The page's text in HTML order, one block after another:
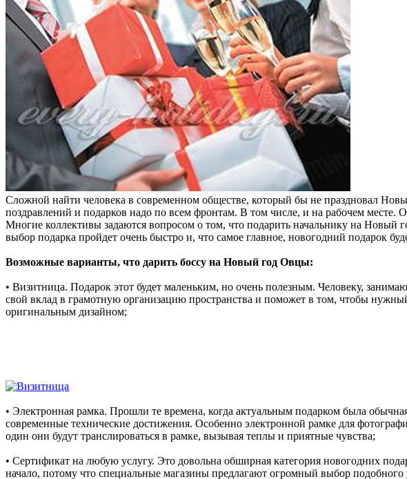
Сложной найти человека в современном обществе, который бы не праздновал
поздравлений и подарков надо по всем фронтам. В том числе, и на рабочем месте.
Многие коллективы задаются вопросом о том, что подарить начальнику на Новый
выбор подарка пройдет очень быстро и, что самое главное, новогодний подарок
Возможные варианты, что дарить боссу на Новый год Овцы:
• Визитница. Подарок этот будет маленьким, но очень полезным. Человеку,
свой вклад в грамотную организацию пространства и поможет в том, чтобы
оригинальным дизайном;
• Электронная рамка. Прошли те времена, когда актуальным подарком была
современные технические достижения. Особенно электронной рамке для
один они будут транслироваться в рамке, вызывая теплы и приятные чувства;
• Сертификат на любую услугу. Это довольна обширная категория новогодних
начало, потому что специальные магазины предлагают огромный выбор подобного